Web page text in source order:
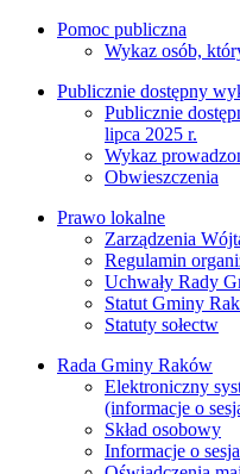
Pomoc publiczna
Wykaz osób,
Publicznie dostępny
Publicznie
lipca 2025 r.
Wykaz
Obwieszczenia
Prawo lokalne
Zarządzenia
Regulamin
Uchwały Rady
Statut Gminy
Statuty sołectw
Rada Gminy Raków
Elektroniczny
(informacje o
Skład osobowy
Informacje o